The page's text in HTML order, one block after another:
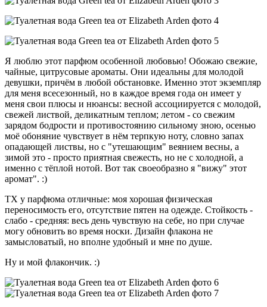
Я люблю этот парфюм особенной любовью! Обожаю свежие,
чайные, цитрусовые ароматы. Они идеальны для молодой
девушки, причём в любой обстановке. Именно этот экземпляр
для меня всесезонный, но в каждое время года он имеет у
меня свои плюсы и нюансы: весной ассоциируется с молодой,
свежей листвой, деликатным теплом; летом - со свежим
зарядом бодрости и противостоянию сильному зною, осенью
моё обоняние чувствует в нём терпкую ноту, словно запах
опадающей листвы, но с "утешающим" веянием весны, а
зимой это - просто приятная свежесть, но не с холодной, а
именно с тёплой нотой. Вот так своеобразно я "вижу" этот
аромат". :)
ТХ у парфюма отличные: моя хорошая физическая
переносимость его, отсутствие пятен на одежде. Стойкость -
слабо - средняя: весь день чувствую на себе, но при случае
могу обновить во время носки. Дизайн флакона не
замысловатый, но вполне удобный и мне по душе.
Ну и мой флакончик. :)